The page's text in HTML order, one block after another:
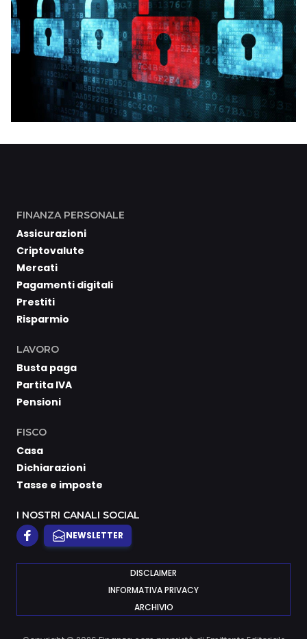
FINANZA PERSONALE
Assicurazioni
Criptovalute
Mercati
Pagamenti digitali
Prestiti
Risparmio
LAVORO
Busta paga
Partita IVA
Pensioni
FISCO
Casa
Dichiarazioni
Tasse e imposte
I NOSTRI CANALI SOCIAL
NEWSLETTER
DISCLAIMER
INFORMATIVA PRIVACY
ARCHIVIO